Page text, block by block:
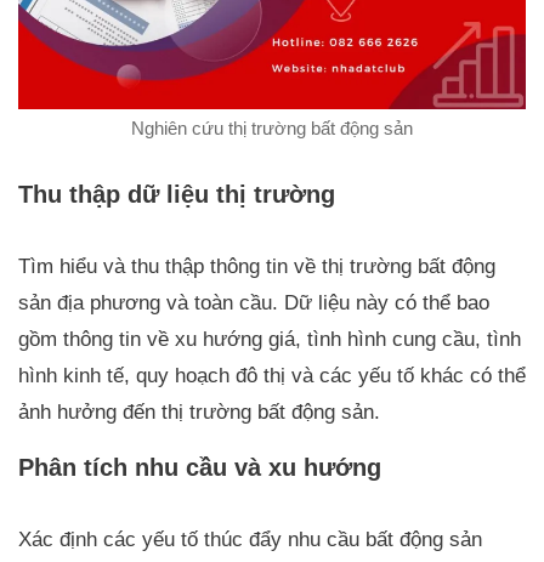
Nghiên cứu thị trường bất động sản
Thu thập dữ liệu thị trường
Tìm hiểu và thu thập thông tin về thị trường bất động
sản địa phương và toàn cầu. Dữ liệu này có thể bao
gồm thông tin về xu hướng giá, tình hình cung cầu, tình
hình kinh tế, quy hoạch đô thị và các yếu tố khác có thể
ảnh hưởng đến thị trường bất động sản.
Phân tích nhu cầu và xu hướng
Xác định các yếu tố thúc đẩy nhu cầu bất động sản